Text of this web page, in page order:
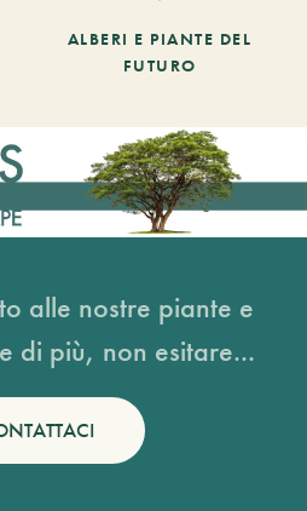
ALBERI E PIANTE DEL
FUTURO
alle nostre piante e
di più, non esitare...